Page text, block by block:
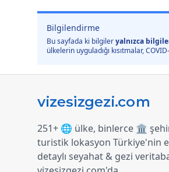
Bilgilendirme
Bu sayfada ki bilgileryalnızca
ülkelerin uyguladığı kısıtmalar,
251+ 🌐 ülke, binlerce 🏛️
turistik lokasyon Türkiye'nin
detaylı seyahat & gezi